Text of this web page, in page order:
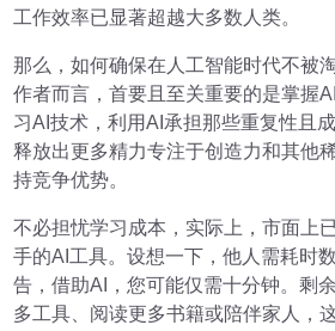
工作效率已显著超越大多数人类。
那么，如何确保在人工智能时代不被
作者而言，首要且至关重要的是掌握
习AI技术，利用AI承担那些重复性且
释放出更多精力专注于创造力和其他
持竞争优势。
不必担忧学习成本，实际上，市面上
手的AI工具。设想一下，他人需耗时
告，借助AI，您可能仅需十分钟。剩
多工具、阅读更多书籍或陪伴家人，